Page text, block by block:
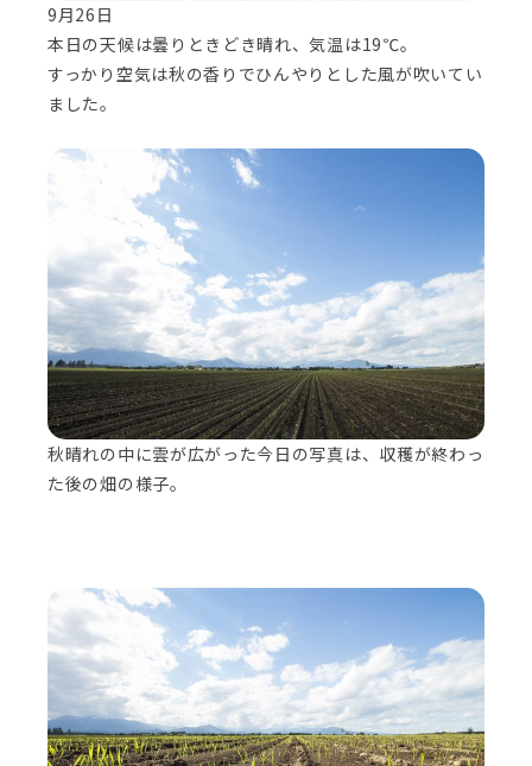
9月26日
本日の天候は曇りときどき晴れ、気温は19℃。
すっかり空気は秋の香りでひんやりとした風が吹いてい
ました。
秋晴れの中に雲が広がった今日の写真は、収穫が終わっ
た後の畑の様子。